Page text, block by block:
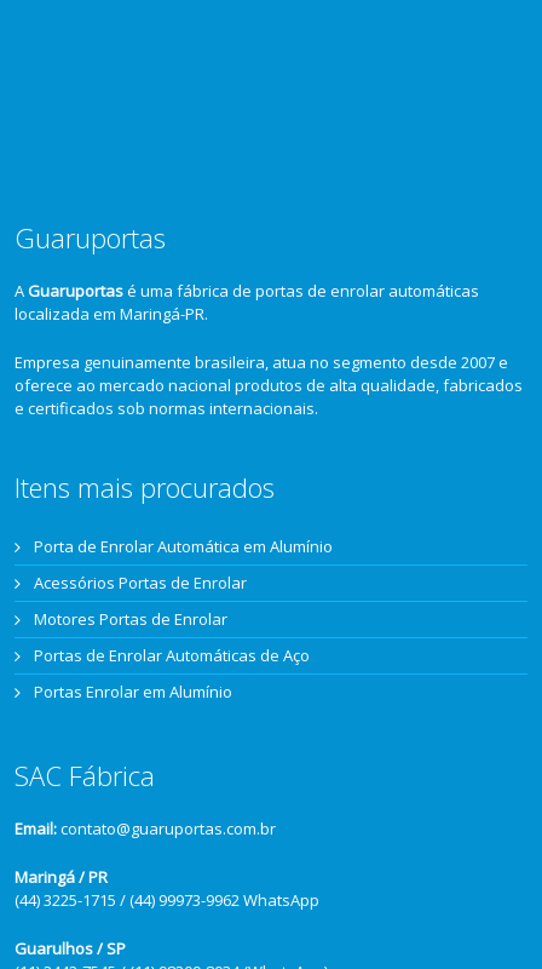
Guaruportas
AGuaruportasé uma fábrica de portas de enrolar automáticas
localizada em Maringá-PR.
Empresa genuinamente brasileira, atua no segmento desde 2007 e
oferece ao mercado nacional produtos de alta qualidade, fabricados
e certificados sob normas internacionais.
Itens mais procurados
Porta de Enrolar Automática em Alumínio
Acessórios Portas de Enrolar
Motores Portas de Enrolar
Portas de Enrolar Automáticas de Aço
Portas Enrolar em Alumínio
SAC Fábrica
Email:contato@guaruportas.com.br
Maringá / PR
(44) 3225-1715 / (44) 99973-9962 WhatsApp
Guarulhos / SP